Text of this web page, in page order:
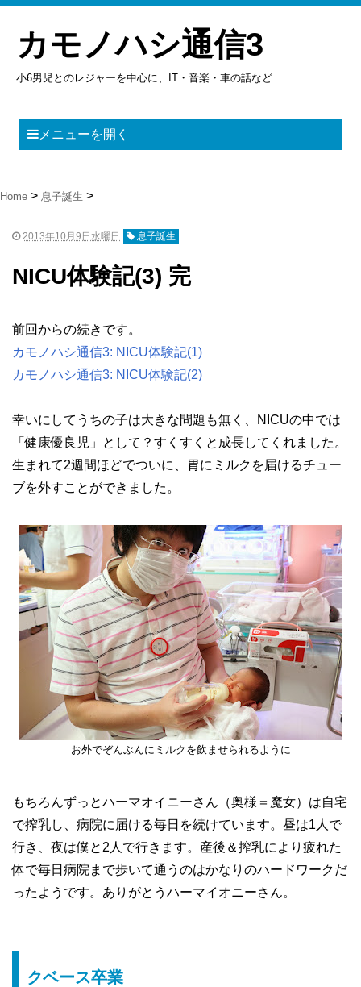
カモノハシ通信3
小6男児とのレジャーを中心に、IT・音楽・車の話など
メニューを開く
Home 息子誕生
2013年10月9日水曜日 息子誕生
NICU体験記(3) 完
前回からの続きです。
カモノハシ通信3: NICU体験記(1)
カモノハシ通信3: NICU体験記(2)
幸いにしてうちの子は大きな問題も無く、NICUの中では
「健康優良児」として？すくすくと成長してくれました。
生まれて2週間ほどでついに、胃にミルクを届けるチュー
ブを外すことができました。
お外でぞんぶんにミルクを飲ませられるように
もちろんずっとハーマオイニーさん（奥様＝魔女）は自宅
で搾乳し、病院に届ける毎日を続けています。昼は1人で
行き、夜は僕と2人で行きます。産後＆搾乳により疲れた
体で毎日病院まで歩いて通うのはかなりのハードワークだ
ったようです。ありがとうハーマイオニーさん。
クベース卒業